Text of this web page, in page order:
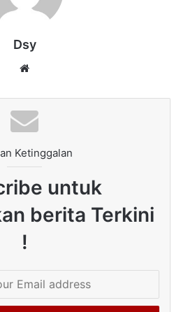
Dsy
Ketinggalan
untuk
berita Terkini
!